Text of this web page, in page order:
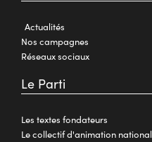
Actualités
Nos campagnes
Réseaux sociaux
Le Parti
Les textes fondateurs
Le collectif d'animation national